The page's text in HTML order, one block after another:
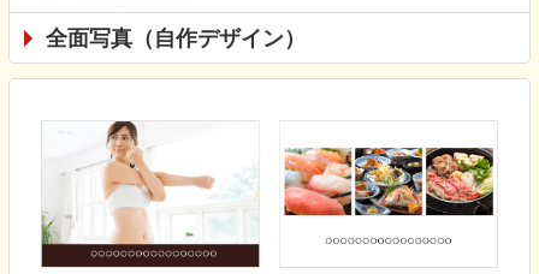
全面写真（自作デザイン）